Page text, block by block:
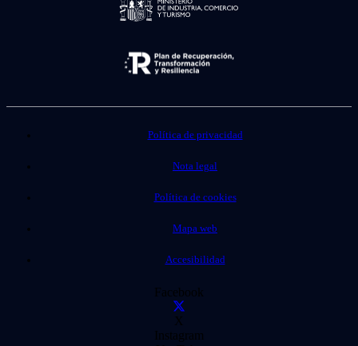
Política de privacidad
Nota legal
Política de cookies
Mapa web
Accesibilidad
Facebook
X
Instagram